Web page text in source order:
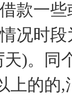
款一
况时
天)。同
上的